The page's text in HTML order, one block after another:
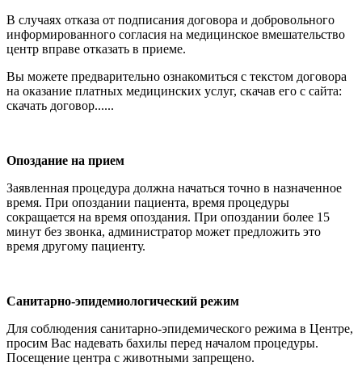
В случаях отказа от подписания договора и добровольного
информированного согласия на медицинское вмешательство
центр вправе отказать в приеме.
Вы можете предварительно ознакомиться с текстом договора
на оказание платных медицинских услуг, скачав его с сайта:
скачать договор......
Опоздание на прием
Заявленная процедура должна начаться точно в назначенное
время. При опоздании пациента, время процедуры
сокращается на время опоздания. При опоздании более 15
минут без звонка, администратор может предложить это
время другому пациенту.
Санитарно-эпидемиологический режим
Для соблюдения санитарно-эпидемического режима в Центре,
просим Вас надевать бахилы перед началом процедуры.
Посещение центра с животными запрещено.